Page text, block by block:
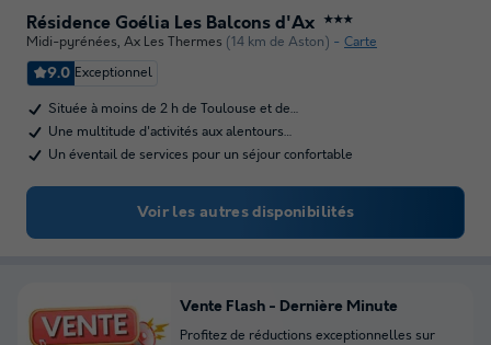
Résidence Goélia Les Balcons d'Ax ★★★
Midi-pyrénées, Ax Les Thermes (14 km de Aston) Carte
9.0 Exceptionnel
Située à moins de 2 h de Toulouse et de…
Une multitude d'activités aux alentours…
Un éventail de services pour un séjour confortable
Voir les autres disponibilités
Vente Flash - Dernière Minute
Profitez de réductions exceptionnelles sur